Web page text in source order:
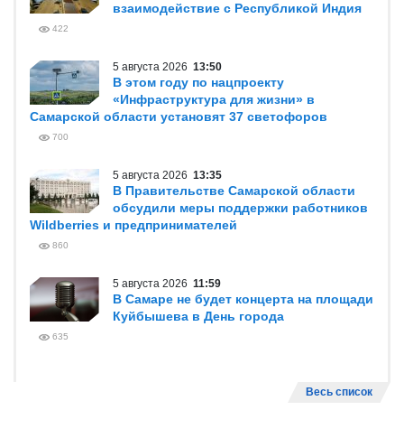
взаимодействие с Республикой Индия
422
5 августа 2026 13:50
В этом году по нацпроекту
«Инфраструктура для жизни» в
Самарской области установят 37 светофоров
700
5 августа 2026 13:35
В Правительстве Самарской области
обсудили меры поддержки работников
Wildberries и предпринимателей
860
5 августа 2026 11:59
В Самаре не будет концерта на площади
Куйбышева в День города
635
Весь список